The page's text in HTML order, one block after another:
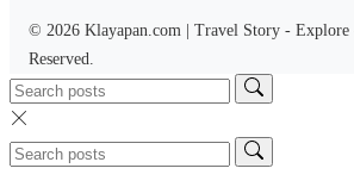
© 2026 Klayapan.com | Travel Story -
Reserved.